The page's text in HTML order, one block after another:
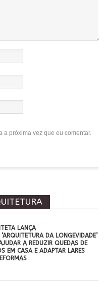
próxima vez que eu comentar.
LANÇA
DA LONGEVIDADE’
A REDUZIR QUEDAS DE
EM CASA E ADAPTAR LARES